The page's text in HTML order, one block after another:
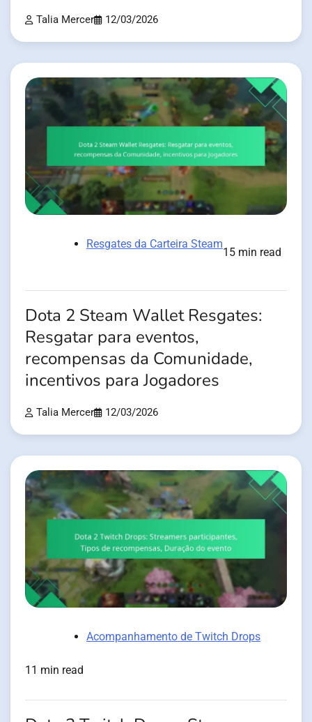
Talia Mercer 12/03/2026
Resgates da Carteira Steam
15 min read
Dota 2 Steam Wallet Resgates:
Resgatar para eventos,
recompensas da Comunidade,
incentivos para Jogadores
Talia Mercer 12/03/2026
Acompanhamento de Twitch Drops
11 min read